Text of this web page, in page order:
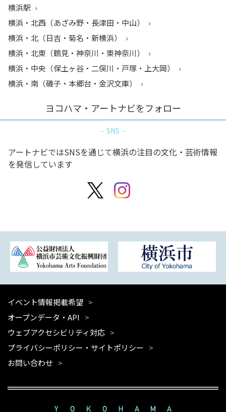
横浜駅
横浜・北西（あざみ野・長津田・中山）
横浜・北（日吉・菊名・新横浜）
横浜・北東（鶴見・神奈川・東神奈川）
横浜・中央（保土ヶ谷・二俣川・戸塚・上大岡）
横浜・南（磯子・本郷台・金沢文庫）
ヨコハマ・アートナビをフォロー
SNS
アートナビではSNSを通じて横浜の注目の文化・芸術情報
を発信しています
イベント情報掲載希望
オープンデータ・API
ウェブアクセシビリティ対応
プライバシーポリシー・サイトポリシー
お問い合わせ